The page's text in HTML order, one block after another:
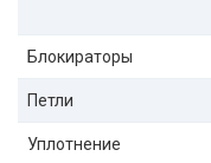
Блокираторы
Петли
Уплотнение